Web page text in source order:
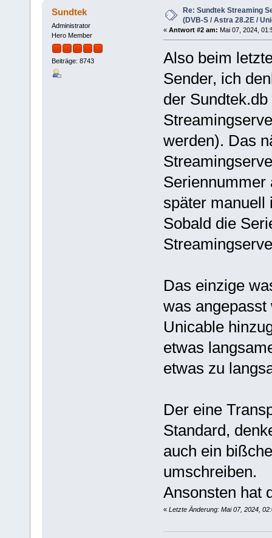
Sundtek
Administrator
Hero Member
Beiträge: 8743
Re: Sundtek Streaming
(DVB-S / Astra 28.2E /
« Antwort #2 am: Mai 07, 2024,
Also beim
Sender, ich
der
werden). Das
Seriennummer
später manuell
Sobald die
Das einzige
was
Unicable
etwas
etwas zu
Der eine
Standard,
auch ein
umschreiben.
Ansonsten hat
« Letzte Änderung: Mai 07, 2024,